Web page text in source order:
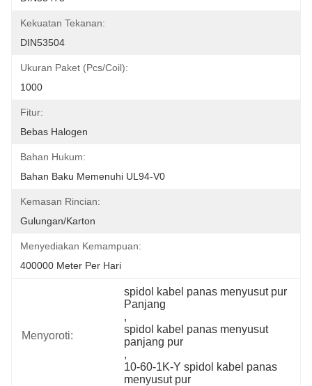
Kekuatan Tekanan:
DIN53504
Ukuran Paket (pcs/coil):
1000
Fitur:
Bebas Halogen
Bahan Hukum:
Bahan Baku Memenuhi UL94-V0
Kemasan Rincian:
Gulungan/Karton
Menyediakan Kemampuan:
400000 Meter Per Hari
Menyoroti:
spidol kabel panas menyusut pur
Panjang
,
spidol kabel panas menyusut
panjang pur
,
10-60-1K-Y spidol kabel panas
menyusut pur